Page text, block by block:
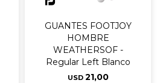
GUANTES FOOTJOY
HOMBRE
WEATHERSOF -
Regular Left Blanco
USD 21,00